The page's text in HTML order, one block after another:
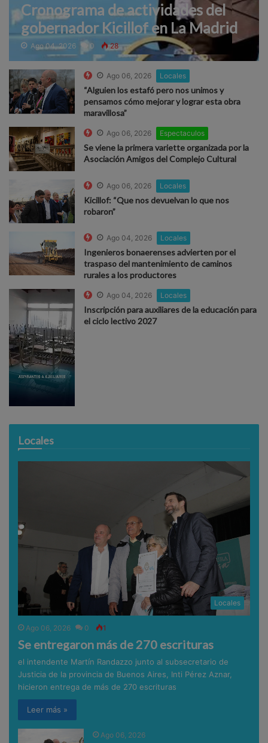
Cronograma de actividades del
gobernador Kicillof en La Madrid
Ago 04, 2026 0 28
Ago 06, 2026 Locales
“Alguien los estafó pero nos unimos y
pensamos cómo mejorar y lograr esta obra
maravillosa”
Ago 06, 2026 Espectaculos
Se viene la primera variette organizada por la
Asociación Amigos del Complejo Cultural
Ago 06, 2026 Locales
Kicillof: “Que nos devuelvan lo que nos
robaron”
Ago 04, 2026 Locales
Ingenieros bonaerenses advierten por el
traspaso del mantenimiento de caminos
rurales a los productores
Ago 04, 2026 Locales
Inscripción para auxiliares de la educación para
el ciclo lectivo 2027
Locales
Locales
Ago 06, 2026 0 1
Se entregaron más de 270 escrituras
el intendente Martín Randazzo junto al subsecretario de
Justicia de la provincia de Buenos Aires, Inti Pérez Aznar,
hicieron entrega de más de 270 escrituras
Leer más »
Ago 06, 2026